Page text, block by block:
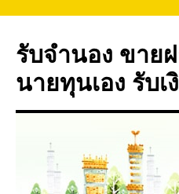
ยัง
เนื้อหา
รับจำนอง ขาย
นายทุนเอง รับ